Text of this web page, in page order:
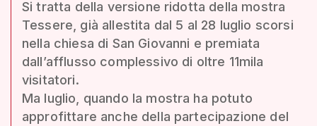
Si tratta della versione ridotta della mostra
Tessere, già allestita dal 5 al 28 luglio scorsi
nella chiesa di San Giovanni e premiata
dall’afflusso complessivo di oltre 11mila
visitatori.
Ma luglio, quando la mostra ha potuto
approfittare anche della partecipazione del